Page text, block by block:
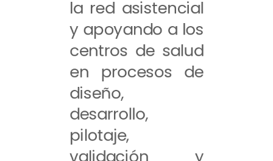
la red asistencial
y apoyando a los
centros de salud
en procesos de
diseño,
desarrollo,
pilotaje,
validación y